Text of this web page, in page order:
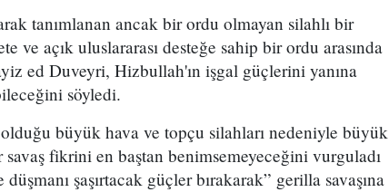
tanımlanan ancak bir ordu olmayan silahlı bir
ve açık uluslararası desteğe sahip bir ordu arasında
ed Duveyri, Hizbullah'ın işgal güçlerini yanına
söyledi.
büyük hava ve topçu silahları nedeniyle büyük
fikrini en baştan benimsemeyeceğini vurguladı
şaşırtacak güçler bırakarak” gerilla savaşına